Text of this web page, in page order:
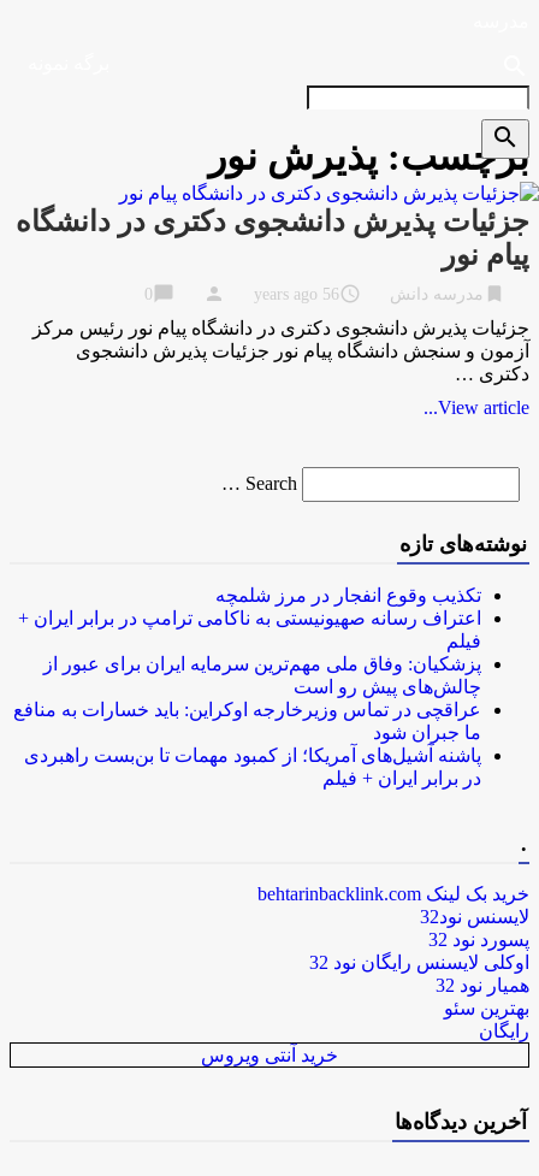
برچسب: پذیرش نور
جزئیات پذیرش دانشجوی دکتری در دانشگاه
پیام نور
مدرسه دانش access_time
56 years ago
person
chat_bubble
جزئیات پذیرش دانشجوی دکتری در دانشگاه پیام نور رئیس مرکز
آزمون و سنجش دانشگاه پیام نور جزئیات پذیرش دانشجوی
دکتری …
View article...
for
Search …
search
نوشته‌های تازه
تکذیب وقوع انفجار در مرز شلمچه
اعتراف رسانه صهیونیستی به ناکامی ترامپ در برابر ایران +
فیلم
پزشکیان: وفاق ملی مهم‌ترین سرمایه ایران برای عبور از
چالش‌های پیش رو است
عراقچی در تماس وزیرخارجه اوکراین: باید خسارات به منافع
ما جبران شود
پاشنه آشیل‌های آمریکا؛ از کمبود مهمات تا بن‌بست راهبردی
در برابر ایران + فیلم
خرید بک لینک behtarinbacklink.com
لایسنس نود32
پسورد نود 32
اوکلی لایسنس رایگان نود 32
همیار نود 32
بهترین سئو
رایگان
خرید آنتی ویروس
آخرین دیدگاه‌ها